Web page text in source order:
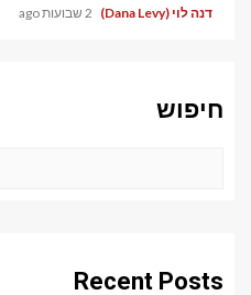
דנה לוי (Dana Levy) 2 שבועות ago
חיפוש
Recent Posts